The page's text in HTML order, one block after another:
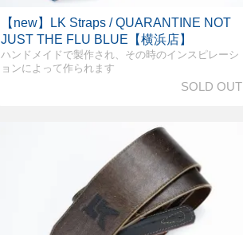
【new】LK Straps / QUARANTINE NOT
JUST THE FLU BLUE【横浜店】
ハンドメイドで製作され、その時のインスピレーシ
ョンによって作られます
SOLD OUT